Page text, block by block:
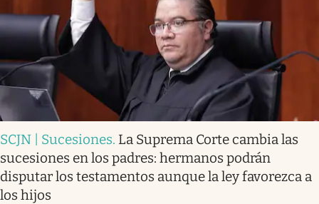
SCJN | Sucesiones. La Suprema Corte cambia las
sucesiones en los padres: hermanos podrán
disputar los testamentos aunque la ley favorezca a
los hijos